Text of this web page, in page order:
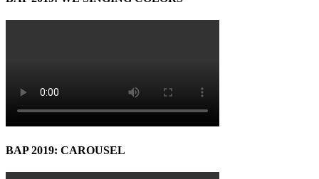
BAP 2019: CAROUSEL